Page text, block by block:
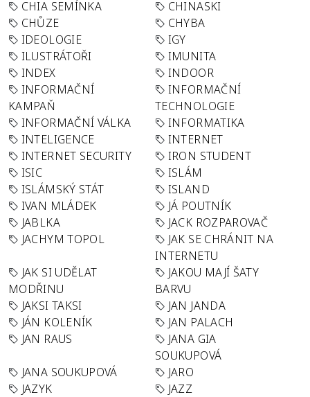
CHIA SEMÍNKA
CHINASKI
CHŮZE
CHYBA
IDEOLOGIE
IGY
ILUSTRÁTOŘI
IMUNITA
INDEX
INDOOR
INFORMAČNÍ
KAMPAŇ
INFORMAČNÍ
TECHNOLOGIE
INFORMAČNÍ VÁLKA
INFORMATIKA
INTELIGENCE
INTERNET
INTERNET SECURITY
IRON STUDENT
ISIC
ISLÁM
ISLÁMSKÝ STÁT
ISLAND
IVAN MLÁDEK
JÁ POUTNÍK
JABLKA
JACK ROZPAROVAČ
JACHYM TOPOL
JAK SE CHRÁNIT NA
INTERNETU
JAK SI UDĚLAT
MODŘINU
JAKOU MAJÍ ŠATY
BARVU
JAKSI TAKSI
JAN JANDA
JÁN KOLENÍK
JAN PALACH
JAN RAUS
JANA GIA
SOUKUPOVÁ
JANA SOUKUPOVÁ
JARO
JAZYK
JAZZ